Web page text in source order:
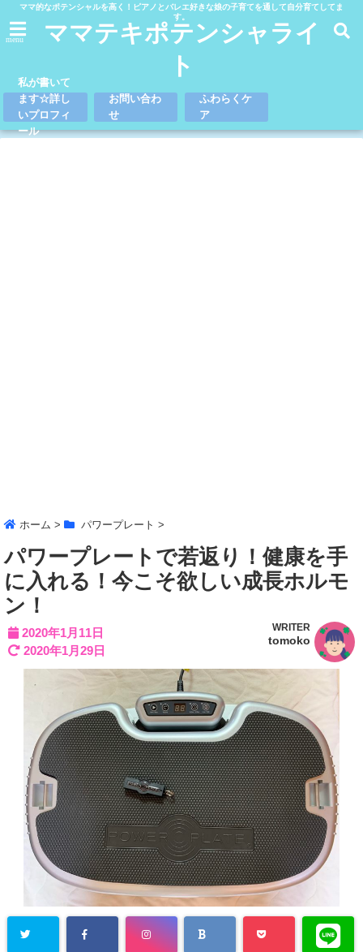
ママ的なポテンシャルを高く！ピアノとバレエ好きな娘の子育てを通して自分育てしてま
す。
menu
ママテキポテンシャライ
ト
私が書いて
ます☆詳し
いプロフィ
ール
お問い合わ
せ
ふわらくケ
ア
ホーム > パワープレート >
パワープレートで若返り！健康を手
に入れる！今こそ欲しい成長ホルモ
ン！
2020年1月11日
2020年1月29日
WRITER
tomoko